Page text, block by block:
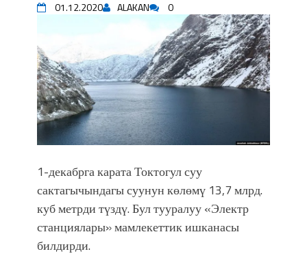
уланышы үчүн журнал сөзсүз керек!”
“Китепкана түнγ-2026”: Психолог
Мээрим Мураталиева менен
жолугушууга келиңиз! (Дарек. Видео)
Латын арибиндеги “Чабуул”... “Ала-
Тоо” журналынын тарыхы жана
редакторлору... (Тизме. Видео)
“КАРА КЕМПИР”: ҮМҮТТҮН
ТҮБӨЛҮК СИМВОЛУ
фонтанды көрүү үчүн Royal Central
Park'ка 30 миң адам чогулду
Фестиваль Symphony of Water & Light
собрал более 20 тысяч гостей
Жыргалбек КАСАБОЛОТОВ:
01.12.2020 ALAKAN 0
1-декабрга карата Токтогул суу
сактагычындагы суунун көлөмү 13,7 млрд.
куб метрди түздү. Бул тууралуу «Электр
станциялары» мамлекеттик ишканасы
билдирди.